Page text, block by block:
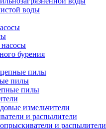
воды
бурения
пилы
пилы
пилы
измельчители
и распылители
и распылители